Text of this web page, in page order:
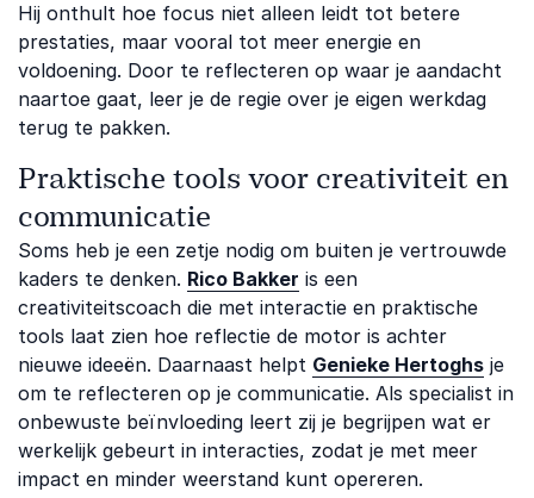
Hij onthult hoe focus niet alleen leidt tot betere
prestaties, maar vooral tot meer energie en
voldoening. Door te reflecteren op waar je aandacht
naartoe gaat, leer je de regie over je eigen werkdag
terug te pakken.
Praktische tools voor creativiteit en
communicatie
Soms heb je een zetje nodig om buiten je vertrouwde
kaders te denken. Rico Bakker is een
creativiteitscoach die met interactie en praktische
tools laat zien hoe reflectie de motor is achter
nieuwe ideeën. Daarnaast helpt Genieke Hertoghs je
om te reflecteren op je communicatie. Als specialist in
onbewuste beïnvloeding leert zij je begrijpen wat er
werkelijk gebeurt in interacties, zodat je met meer
impact en minder weerstand kunt opereren.